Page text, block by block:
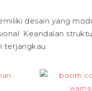
desain yang
Keandalan
terjangkau.